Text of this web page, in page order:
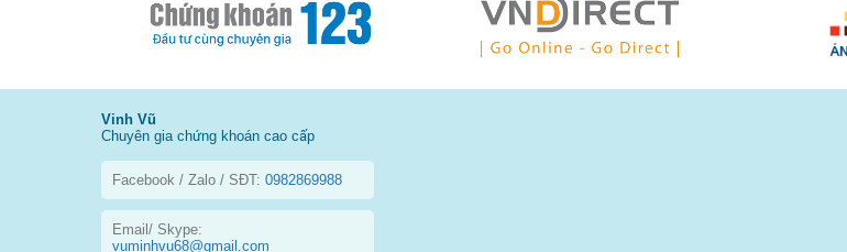
Vinh Vũ
Chuyên gia chứng khoán cao cấp
Facebook / Zalo / SĐT: 0982869988
Email/ Skype:
vuminhvu68@gmail.com